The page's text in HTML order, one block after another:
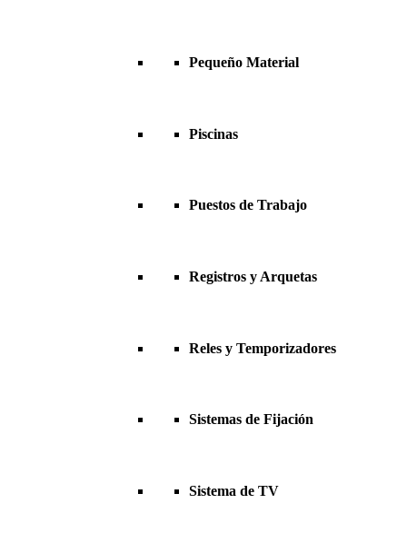
Pequeño Material
Piscinas
Puestos de Trabajo
Registros y Arquetas
Reles y Temporizadores
Sistemas de Fijación
Sistema de TV